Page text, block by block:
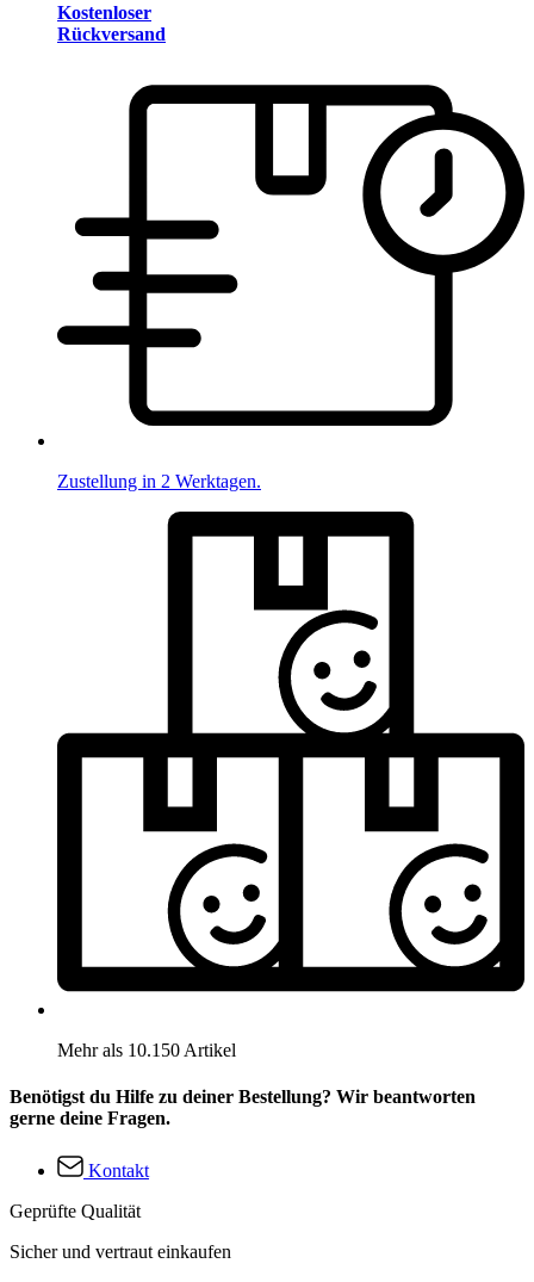
Kostenloser
Rückversand
Zustellung in 2 Werktagen.
Mehr als 10.150 Artikel
Benötigst du Hilfe zu deiner Bestellung? Wir beantworten
gerne deine Fragen.
Kontakt
Geprüfte Qualität
Sicher und vertraut einkaufen